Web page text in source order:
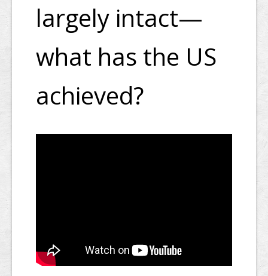
largely intact—
what has the US
achieved?